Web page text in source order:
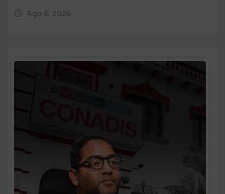
Ago 6, 2026